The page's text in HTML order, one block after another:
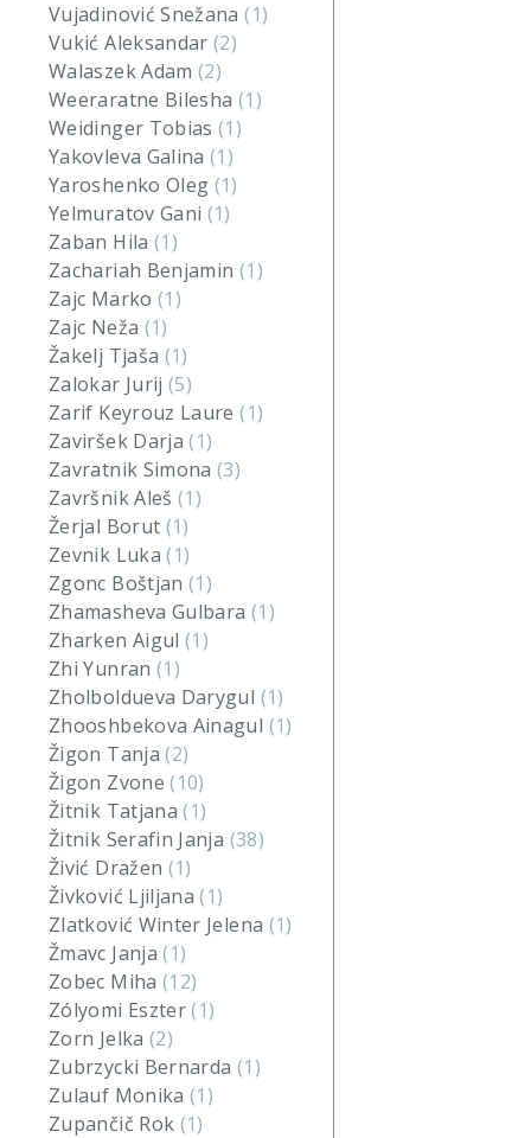
Vujadinović Snežana(1)
Vukić Aleksandar(2)
Walaszek Adam(2)
Weeraratne Bilesha (1)
Weidinger Tobias(1)
Yakovleva Galina(1)
Yaroshenko Oleg (1)
Yelmuratov Gani (1)
Zaban Hila (1)
Zachariah Benjamin (1)
Zajc Marko (1)
Zajc Neža (1)
Žakelj Tjaša (1)
Zalokar Jurij(5)
Zarif Keyrouz Laure(1)
Zaviršek Darja(1)
Zavratnik Simona(3)
Završnik Aleš(1)
Žerjal Borut (1)
Zevnik Luka(1)
Zgonc Boštjan(1)
Zhamasheva Gulbara (1)
Zharken Aigul(1)
Zhi Yunran (1)
Zholboldueva Darygul (1)
Zhooshbekova Ainagul (1)
Žigon Tanja(2)
Žigon Zvone(10)
Žitnik Tatjana(1)
Žitnik Serafin Janja (38)
Živić Dražen (1)
Živković Ljiljana(1)
Zlatković Winter Jelena (1)
Žmavc Janja(1)
Zobec Miha (12)
Zólyomi Eszter(1)
Zorn Jelka (2)
Zubrzycki Bernarda (1)
Zulauf Monika(1)
Zupančič Rok (1)